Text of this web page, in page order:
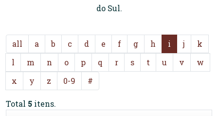
do Sul.
all a b c d e f g h i j
k
l
m n o p q r s t u v
w
x
y z 0-9 #
Total 5 itens.